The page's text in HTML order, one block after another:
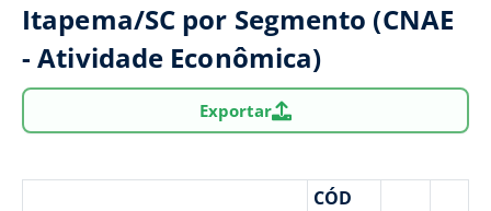
Itapema/SC por Segmento (CNAE
- Atividade Econômica)
Exportar
CÓD